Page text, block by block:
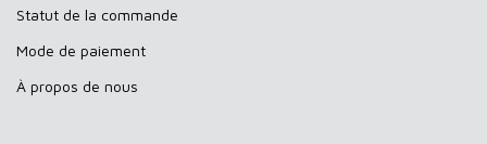
Statut de la commande
Mode de paiement
À propos de nous